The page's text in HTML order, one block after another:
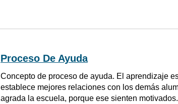
Proceso De Ayuda
Concepto de proceso de ayuda. El aprendizaje
establece mejores relaciones con los demás
agrada la escuela, porque ese sienten